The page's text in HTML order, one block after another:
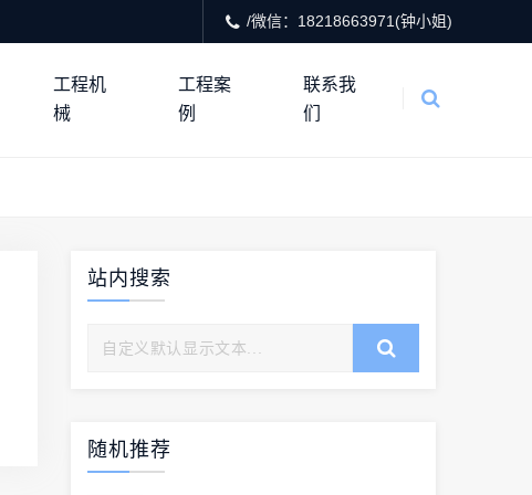
/微信：18218663971(钟小姐)
工程机
械
工程案
例
联系我
们
站内搜索
随机推荐